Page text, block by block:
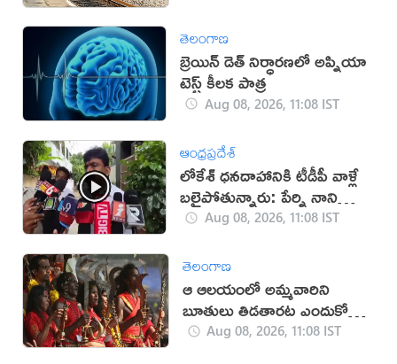
తెలంగాణ
బ్రెయిన్ డెత్ నిర్ధారణలో అప్నియా
టెస్ట్ కీలక పాత్ర
Aug 08, 2026, 11:08 IST
ఆంధ్రప్రదేశ్
లోకేశ్ ధనదాహానికి టీడీపీ వాళ్లే
బలైపోతున్నారు: పేర్ని నాని
(వీడియో)
Aug 08, 2026, 11:08 IST
తెలంగాణ
ఆ ఆలయంలో అమ్మవారిని
బూతులు తిడతారట ఎందుకో
తెలుసా?
Aug 08, 2026, 11:08 IST